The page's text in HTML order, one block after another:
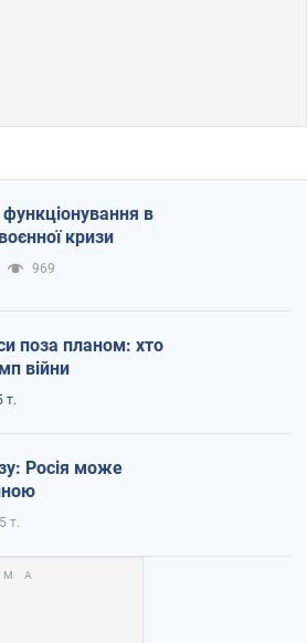
функціонування в
кризи
969
поза планом: хто
війни
т.
Росія може
т.